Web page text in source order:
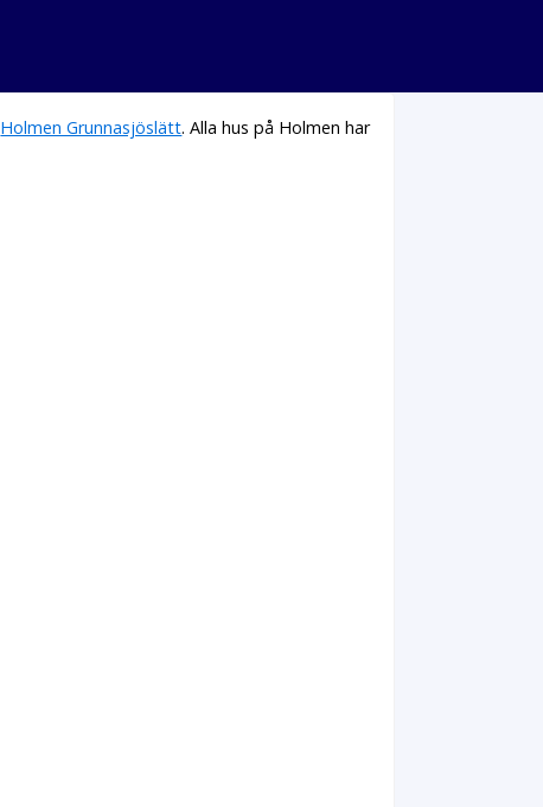
Holmen Grunnasjöslätt. Alla hus på Holmen har